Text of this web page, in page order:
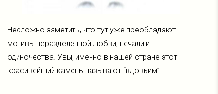
Несложно заметить, что тут уже преобладают
мотивы неразделенной любви, печали и
одиночества. Увы, именно в нашей стране этот
красивейший камень называют “вдовьим”.